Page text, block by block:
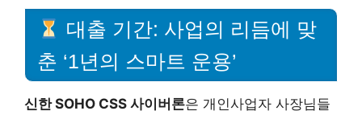
대출 기간: 사업의 리듬에 맞
춘 ‘1년의 스마트 운용’
신한 SOHO CSS 사이버론은 개인사업자 사장님들